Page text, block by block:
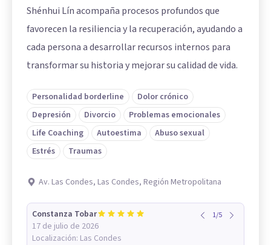
Shénhui Lín acompaña procesos profundos que
favorecen la resiliencia y la recuperación, ayudando a
cada persona a desarrollar recursos internos para
transformar su historia y mejorar su calidad de vida.
Personalidad borderline
Dolor crónico
Depresión
Divorcio
Problemas emocionales
Life Coaching
Autoestima
Abuso sexual
Estrés
Traumas
Av. Las Condes, Las Condes, Región Metropolitana
Constanza Tobar
17 de julio de 2026
Localización: Las Condes
1/5